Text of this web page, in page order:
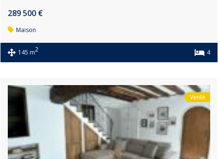
289 500 €
Maison
145 m2 4
Vente